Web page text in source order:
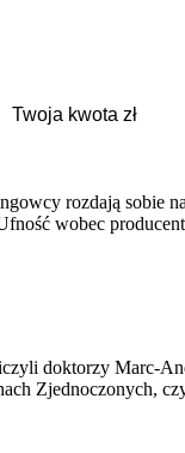
rozdają sobie
wobec
doktorzy Marc-
Zjednoczonych,